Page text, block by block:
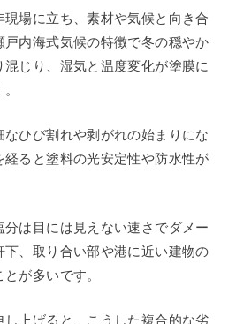
場に立ち、素材や気候と向き合
戸内海式気候の特徴で冬の穏やか
じり、湿気と温度変化が塗膜に
ひび割れや剥がれの始まりにな
経ると塗料の光安定性や防水性が
は目には見えない速さでダメー
、取り合い部や港に近い建物の
が多いです。
上げると、こうした複合的な劣